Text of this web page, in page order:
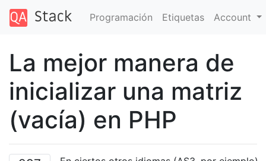
Programación Etiquetas Account
La mejor manera de
inicializar una matriz
(vacía) en PHP